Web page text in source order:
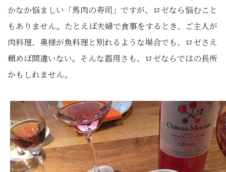
かなか悩ましい「馬肉の寿司」ですが、ロゼなら悩むこと
もありません。たとえば夫婦で食事をするとき、ご主人が
肉料理、奥様が魚料理と別れるような場合でも、ロゼさえ
頼めば間違いない。そんな器用さも、ロゼならではの長所
かもしれません。